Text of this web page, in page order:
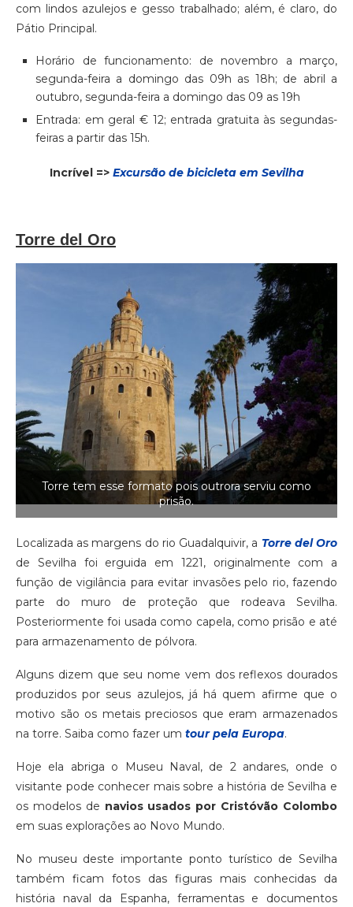
com lindos azulejos e gesso trabalhado; além, é claro, do
Pátio Principal.
Horário de funcionamento: de novembro a março,
segunda-feira a domingo das 09h as 18h; de abril a
outubro, segunda-feira a domingo das 09 as 19h
Entrada: em geral € 12; entrada gratuita às segundas-
feiras a partir das 15h.
Incrível => Excursão de bicicleta em Sevilha
Torre del Oro
Torre tem esse formato pois outrora serviu como
prisão.
Localizada as margens do rio Guadalquivir, a Torre del Oro
de Sevilha foi erguida em 1221, originalmente com a
função de vigilância para evitar invasões pelo rio, fazendo
parte do muro de proteção que rodeava Sevilha.
Posteriormente foi usada como capela, como prisão e até
para armazenamento de pólvora.
Alguns dizem que seu nome vem dos reflexos dourados
produzidos por seus azulejos, já há quem afirme que o
motivo são os metais preciosos que eram armazenados
na torre. Saiba como fazer um tour pela Europa.
Hoje ela abriga o Museu Naval, de 2 andares, onde o
visitante pode conhecer mais sobre a história de Sevilha e
os modelos de navios usados por Cristóvão Colombo
em suas explorações ao Novo Mundo.
No museu deste importante ponto turístico de Sevilha
também ficam fotos das figuras mais conhecidas da
história naval da Espanha, ferramentas e documentos